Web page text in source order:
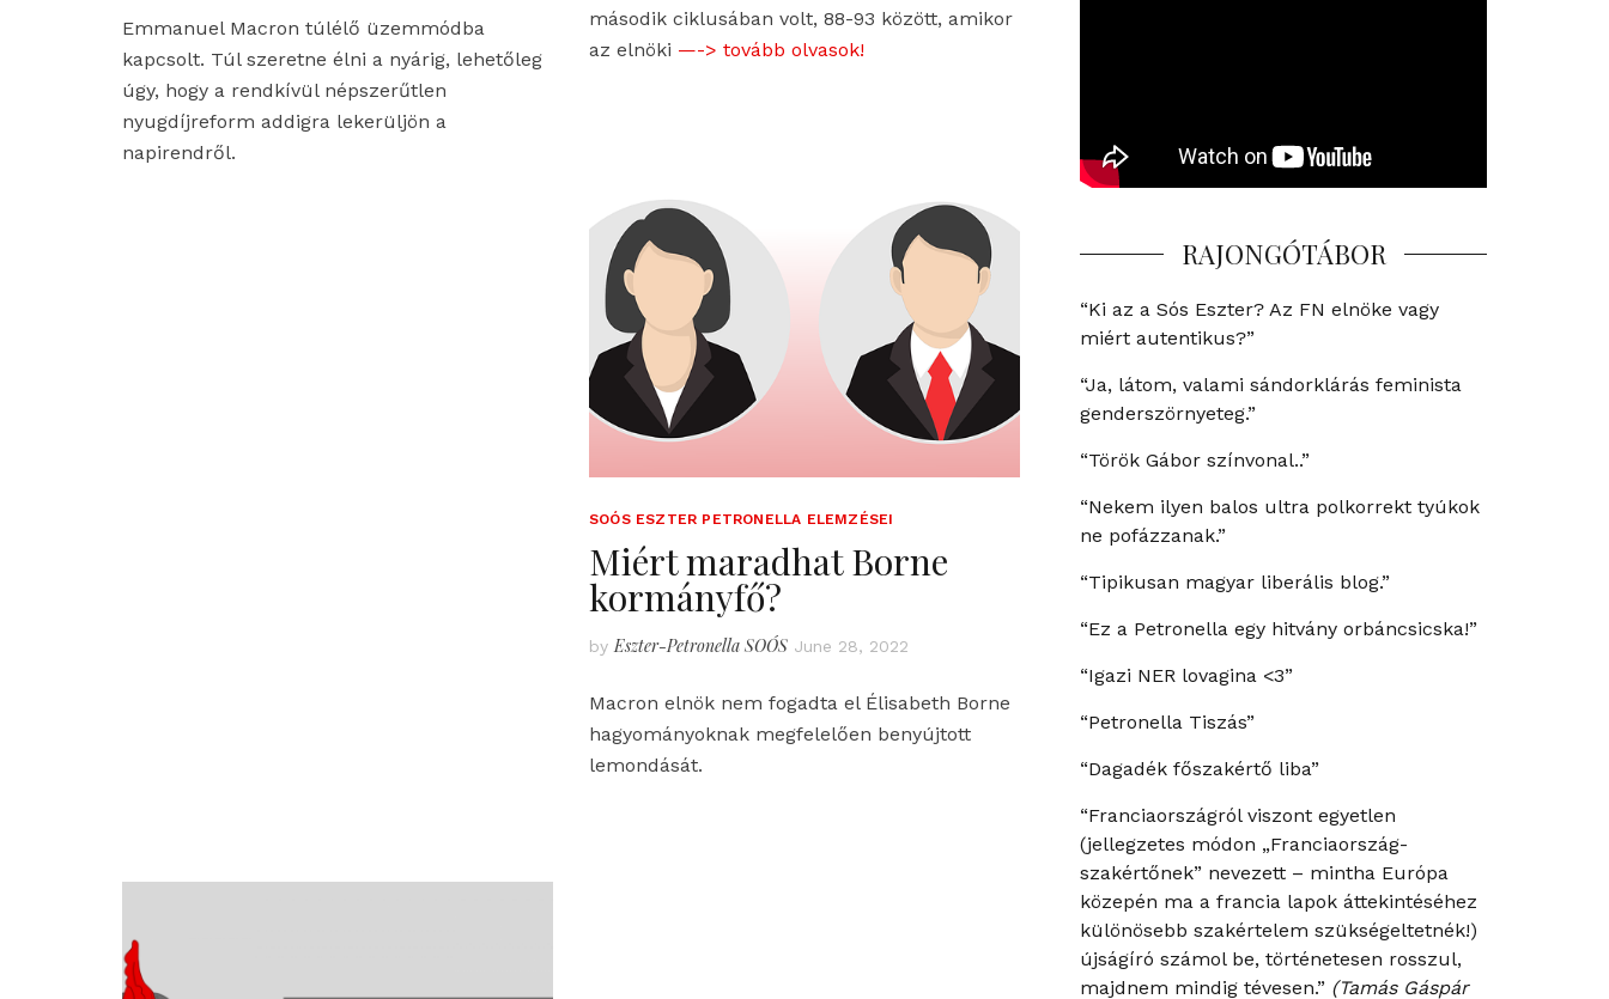
Emmanuel Macron túlélő üzemmódba
kapcsolt. Túl szeretne élni a nyárig, lehetőleg
úgy, hogy a rendkívül népszerűtlen
nyugdíjreform addigra lekerüljön a
napirendről.
második ciklusában volt, 88-93 között, amikor
az elnöki —-> tovább olvasok!
SOÓS ESZTER PETRONELLA ELEMZÉSEI
Miért maradhat Borne
kormányfő?
by Eszter-Petronella SOÓS June 28, 2022
Macron elnök nem fogadta el Élisabeth Borne
hagyományoknak megfelelően benyújtott
lemondását.
RAJONGÓTÁBOR
“Ki az a Sós Eszter? Az FN elnöke vagy
miért autentikus?”
“Ja, látom, valami sándorklárás feminista
genderszörnyeteg.”
“Török Gábor színvonal..”
“Nekem ilyen balos ultra polkorrekt tyúkok
ne pofázzanak.”
“Tipikusan magyar liberális blog.”
“Ez a Petronella egy hitvány orbáncsicska!”
“Igazi NER lovagina <3”
“Petronella Tiszás”
“Dagadék főszakértő liba”
“Franciaországról viszont egyetlen
(jellegzetes módon „Franciaország-
szakértőnek” nevezett – mintha Európa
közepén ma a francia lapok áttekintéséhez
különösebb szakértelem szükségeltetnék!)
újságíró számol be, történetesen rosszul,
majdnem mindig tévesen.” (Tamás Gáspár